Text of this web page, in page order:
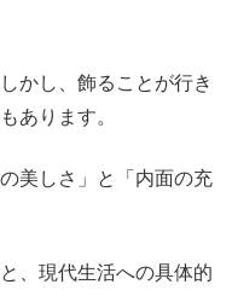
かし、飾ることが行き
あります。
美しさ」と「内面の充
、現代生活への具体的